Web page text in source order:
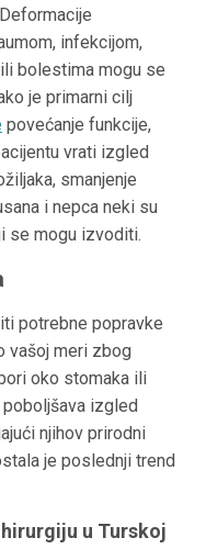
infekcijom,
bolestima mogu se
je primarni cilj
povećanje funkcije,
vrati izgled
smanjenje
i nepca neki su
se mogu izvoditi.
potrebne popravke
vašoj meri zbog
oko stomaka ili
poboljšava izgled
njihov prirodni
je poslednji trend
u Turskoj